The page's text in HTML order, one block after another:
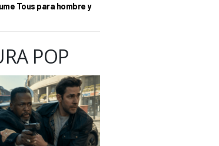
Tous para hombre y
POP